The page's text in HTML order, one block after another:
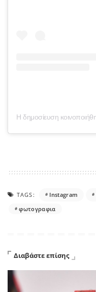
TAGS: Instagram
φωτογραφια
Διαβάστε επίσης